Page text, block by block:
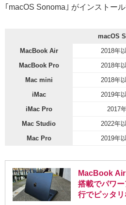
｢macOS Sonoma｣ がインストー
macOS
MacBook Air
2018年
MacBook Pro
2018年
Mac mini
2018年
iMac
2019年
iMac Pro
2017
Mac Studio
2022年
Mac Pro
2019年
MacBook
搭載でパワ
行でピッタ